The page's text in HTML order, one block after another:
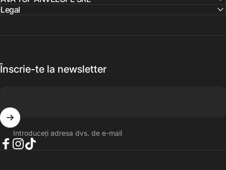
Legal
Înscrie-te la newsletter
Introduceți adresa dvs. de e-mail